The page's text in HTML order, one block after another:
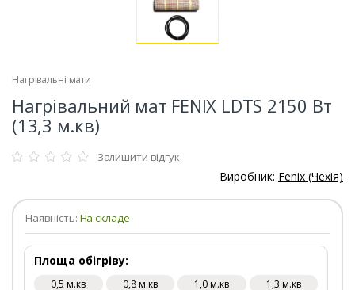
Нагрівальні мати
Нагрівальний мат FENIX LDTS 2150 Вт
(13,3 м.кв)
Залишити відгук
Виробник: Fenix (Чехія)
Наявність: На складе
Площа обігріву:
0,5 м.кв 0,8 м.кв 1,0 м.кв
1,3 м.кв